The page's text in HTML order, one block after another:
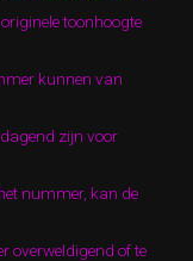
toonhoogte
kunnen van
zijn voor
nummer, kan de
overweldigend of te